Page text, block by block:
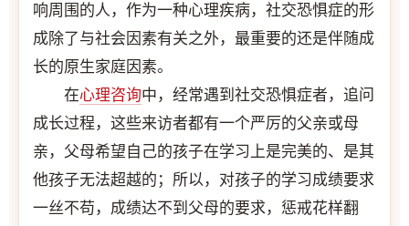
响周围的人，作为一种心理疾病，社交恐惧症的形
成除了与社会因素有关之外，最重要的还是伴随成
长的原生家庭因素。
在心理咨询中，经常遇到社交恐惧症者，追问
成长过程，这些来访者都有一个严厉的父亲或母
亲，父母希望自己的孩子在学习上是完美的、是其
他孩子无法超越的；所以，对孩子的学习成绩要求
一丝不苟，成绩达不到父母的要求，惩戒花样翻